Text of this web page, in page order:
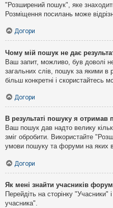
"Розширений пошук", яке
Розміщення посилань може
Догори
Чому мій пошук не дає
Ваш запит, можливо, був доволі
загальних слів, пошук за якими
більш конкретні і скористайтесь
Догори
В результаті пошуку я отримав
Ваш пошук дав надто велику
зміг обробити. Використайте
умови пошуку та форуми на яких
Догори
Як мені знайти учасників
Перейдіть на сторінку "Учасники"
учасника".